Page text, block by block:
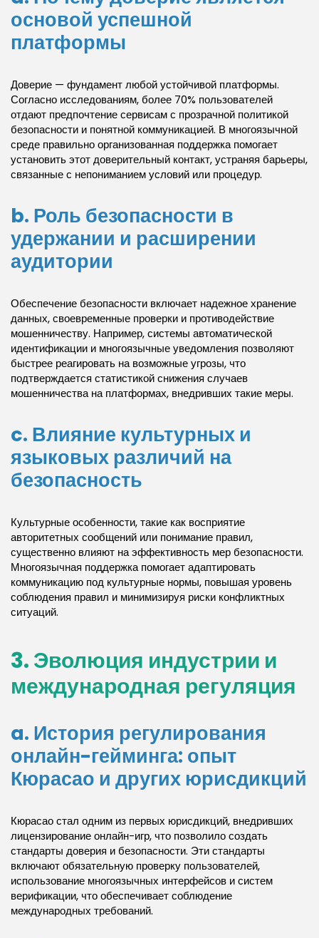
основой успешной
платформы
Доверие — фундамент любой устойчивой платформы.
Согласно исследованиям, более 70% пользователей
отдают предпочтение сервисам с прозрачной политикой
безопасности и понятной коммуникацией. В многоязычной
среде правильно организованная поддержка помогает
установить этот доверительный контакт, устраняя барьеры,
связанные с непониманием условий или процедур.
b. Роль безопасности в
удержании и расширении
аудитории
Обеспечение безопасности включает надежное хранение
данных, своевременные проверки и противодействие
мошенничеству. Например, системы автоматической
идентификации и многоязычные уведомления позволяют
быстрее реагировать на возможные угрозы, что
подтверждается статистикой снижения случаев
мошенничества на платформах, внедривших такие меры.
c. Влияние культурных и
языковых различий на
безопасность
Культурные особенности, такие как восприятие
авторитетных сообщений или понимание правил,
существенно влияют на эффективность мер безопасности.
Многоязычная поддержка помогает адаптировать
коммуникацию под культурные нормы, повышая уровень
соблюдения правил и минимизируя риски конфликтных
ситуаций.
3. Эволюция индустрии и
международная регуляция
a. История регулирования
онлайн-гейминга: опыт
Кюрасао и других юрисдикций
Кюрасао стал одним из первых юрисдикций, внедривших
лицензирование онлайн-игр, что позволило создать
стандарты доверия и безопасности. Эти стандарты
включают обязательную проверку пользователей,
использование многоязычных интерфейсов и систем
верификации, что обеспечивает соблюдение
международных требований.